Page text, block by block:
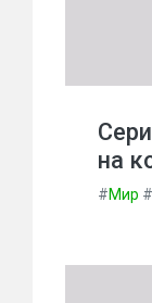
на
#Мир #